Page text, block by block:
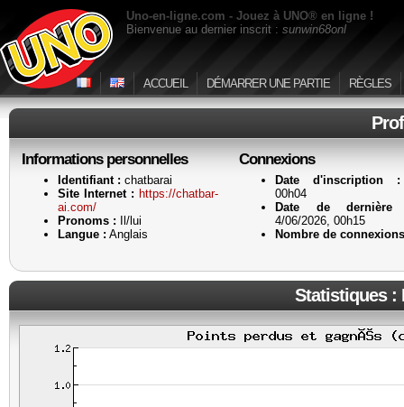
Uno-en-ligne.com - Jouez à UNO® en ligne !
Bienvenue au dernier inscrit : sunwin68onl
ACCUEIL DÉMARRER UNE PARTIE RÈGLES
Informations personnelles
Identifiant : chatbarai
Site Internet : https://chatbar-
ai.com/
Pronoms : Il/lui
Langue : Anglais
Connexions
Date d'inscription :
00h04
Date de
4/06/2026, 00h15
Nombre de
Statistiques :